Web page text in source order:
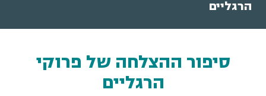
הרגליים
סיפור ההצלחה של פרוקי
הרגליים